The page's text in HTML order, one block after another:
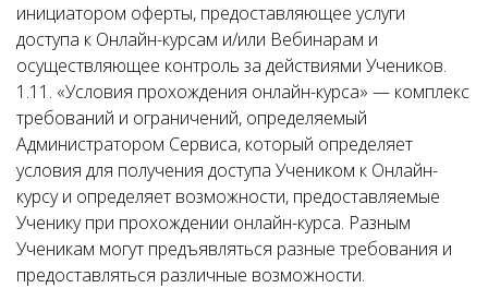
инициатором оферты, предоставляющее услуги
доступа к Онлайн-курсам и/или Вебинарам и
осуществляющее контроль за действиями Учеников.
1.11. «Условия прохождения онлайн-курса» — комплекс
требований и ограничений, определяемый
Администратором Сервиса, который определяет
условия для получения доступа Учеником к Онлайн-
курсу и определяет возможности, предоставляемые
Ученику при прохождении онлайн-курса. Разным
Ученикам могут предъявляться разные требования и
предоставляться различные возможности.